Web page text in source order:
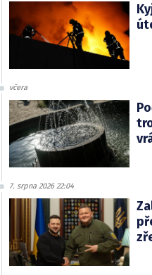
včera
7. srpna 2026 22:04